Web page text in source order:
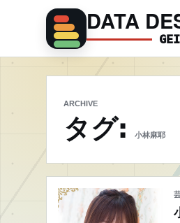
DATA
ARCHIVE
タグ: 小林麻耶